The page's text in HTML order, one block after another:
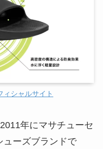
ィシャルサイト
年にマサチューセ
ューズブランドで